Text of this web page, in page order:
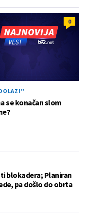
0
se konačan slom
blokadera; Planiran
pa došlo do obrta